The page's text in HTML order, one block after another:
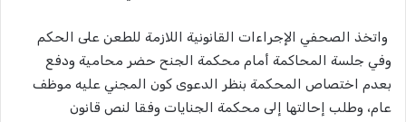
واتخذ الصحفي الإجراءات القانونية اللازمة للطعن على الحكم
وفي جلسة المحاكمة أمام محكمة الجنح حضر محامية ودفع
بعدم اختصاص المحكمة بنظر الدعوى كون المجني عليه موظف
عام، وطلب إحالتها إلى محكمة الجنايات وفقا لنص قانون